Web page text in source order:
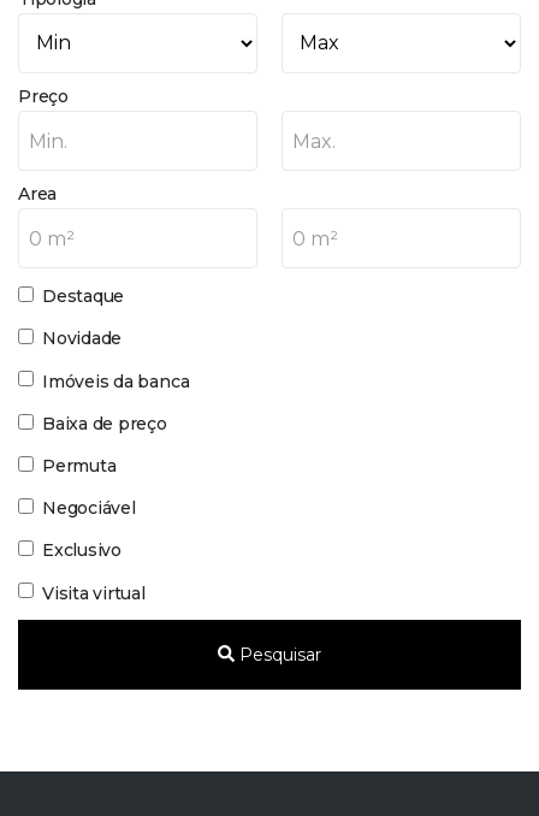
Preço
Min. Max.
Area
0 m² 0 m²
Destaque
Novidade
Imóveis da banca
Baixa de preço
Permuta
Negociável
Exclusivo
Visita virtual
Pesquisar